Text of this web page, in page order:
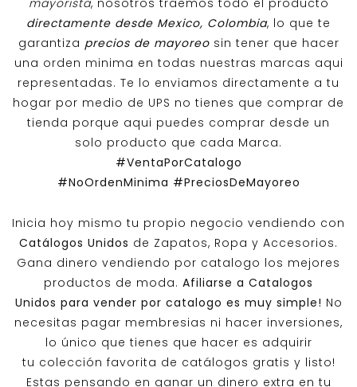
directamente desde Mexico, Colombia, lo que te
garantiza precios de mayoreosin tener que hacer
una orden minima en todas nuestras marcas aqui
representadas. Te lo enviamos directamente a tu
hogar por medio de UPS no tienes que comprar de
tienda porque aqui puedes comprar desde un
solo producto que cada Marca.
#VentaPorCatalogo
#NoOrdenMinima #PreciosDeMayoreo
Inicia hoy mismo tu propio negocio vendiendo con
Catálogos Unidos de Zapatos, Ropa y Accesorios.
Gana dinero vendiendo por catalogo los mejores
productos de moda. Afiliarse a Catalogos
Unidos para vender por catalogo es muy simple! No
necesitas pagar membresias ni hacer inversiones,
lo único que tienes que hacer es adquirir
tu colección favorita de catálogos gratis y listo!
Estas pensando en ganar un dinero extra en tu